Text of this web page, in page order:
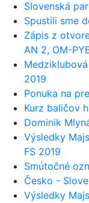
Slovenská
Spustili sme
Zápis z
AN 2, OM-
2019
Ponuka na
Kurz baličov
Dominik
Výsledky
FS 2019
Smútočné
Česko -
Výsledky